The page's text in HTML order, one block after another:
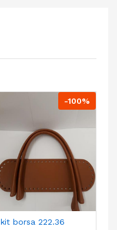
-100%
kit borsa 222.36